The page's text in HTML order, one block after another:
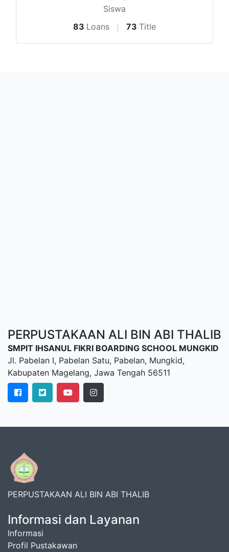
Siswa
83 Loans 73 Title
PERPUSTAKAAN ALI BIN ABI THALIB
SMPIT IHSANUL FIKRI BOARDING SCHOOL MUNGKID
Jl. Pabelan I, Pabelan Satu, Pabelan, Mungkid,
Kabupaten Magelang, Jawa Tengah 56511
PERPUSTAKAAN ALI BIN ABI THALIB
Informasi dan Layanan
Informasi
Profil Pustakawan